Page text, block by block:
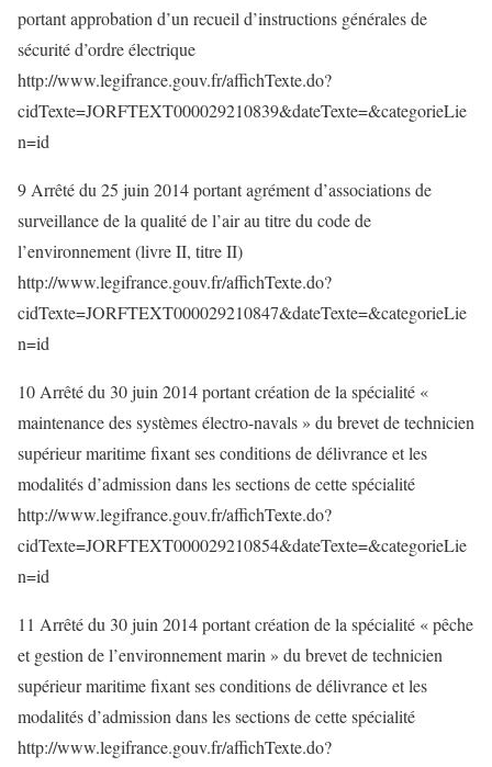
portant approbation d’un recueil d’instructions générales de
sécurité d’ordre électrique
http://www.legifrance.gouv.fr/affichTexte.do?
cidTexte=JORFTEXT000029210839&dateTexte=&categorieLie
n=id
9 Arrêté du 25 juin 2014 portant agrément d’associations de
surveillance de la qualité de l’air au titre du code de
l’environnement (livre II, titre II)
http://www.legifrance.gouv.fr/affichTexte.do?
cidTexte=JORFTEXT000029210847&dateTexte=&categorieLie
n=id
10 Arrêté du 30 juin 2014 portant création de la spécialité «
maintenance des systèmes électro-navals » du brevet de technicien
supérieur maritime fixant ses conditions de délivrance et les
modalités d’admission dans les sections de cette spécialité
http://www.legifrance.gouv.fr/affichTexte.do?
cidTexte=JORFTEXT000029210854&dateTexte=&categorieLie
n=id
11 Arrêté du 30 juin 2014 portant création de la spécialité « pêche
et gestion de l’environnement marin » du brevet de technicien
supérieur maritime fixant ses conditions de délivrance et les
modalités d’admission dans les sections de cette spécialité
http://www.legifrance.gouv.fr/affichTexte.do?